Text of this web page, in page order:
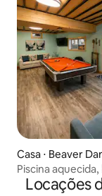
Casa ⋅ Beaver
Piscina
pickleball.
Locações